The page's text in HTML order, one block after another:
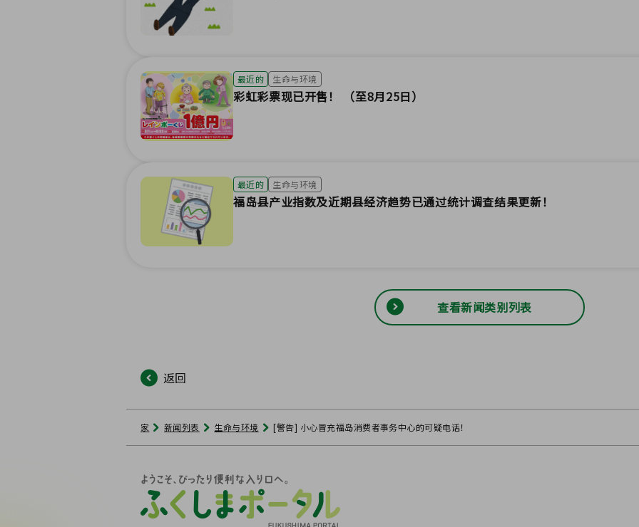
最近的 生命与环境
彩虹彩票现已开售！ （至8月25日）
最近的 生命与环境
福岛县产业指数及近期县经济趋势已通过统计调查结果更新！
查看新闻类别列表
返回
家 新闻列表 生命与环境 [警告] 小心冒充福岛消费者事务中心的可疑电话！